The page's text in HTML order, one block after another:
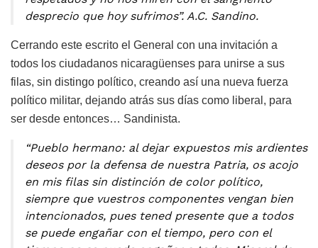
desprecio que hoy sufrimos”. A.C. Sandino.
Cerrando este escrito el General con una invitación a
todos los ciudadanos nicaragüenses para unirse a sus
filas, sin distingo político, creando así una nueva fuerza
político militar, dejando atrás sus días como liberal, para
ser desde entonces… Sandinista.
“Pueblo hermano: al dejar expuestos mis ardientes
deseos por la defensa de nuestra Patria, os acojo
en mis filas sin distinción de color político,
siempre que vuestros componentes vengan bien
intencionados, pues tened presente que a todos
se puede engañar con el tiempo, pero con el